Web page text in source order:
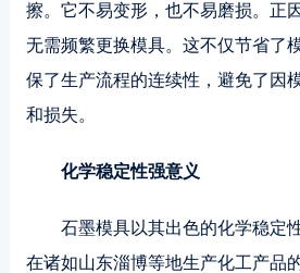
擦。它不易变形，也不易磨损。正
无需频繁更换模具。这不仅节省了
保了生产流程的连续性，避免了因
和损失。
化学稳定性强意义
石墨模具以其出色的化学稳定
在诸如山东淄博等地生产化工产品